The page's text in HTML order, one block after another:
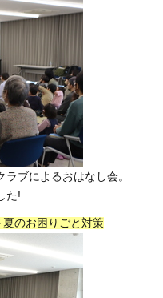
ブによるおはなし会。
た!
のお困りごと対策